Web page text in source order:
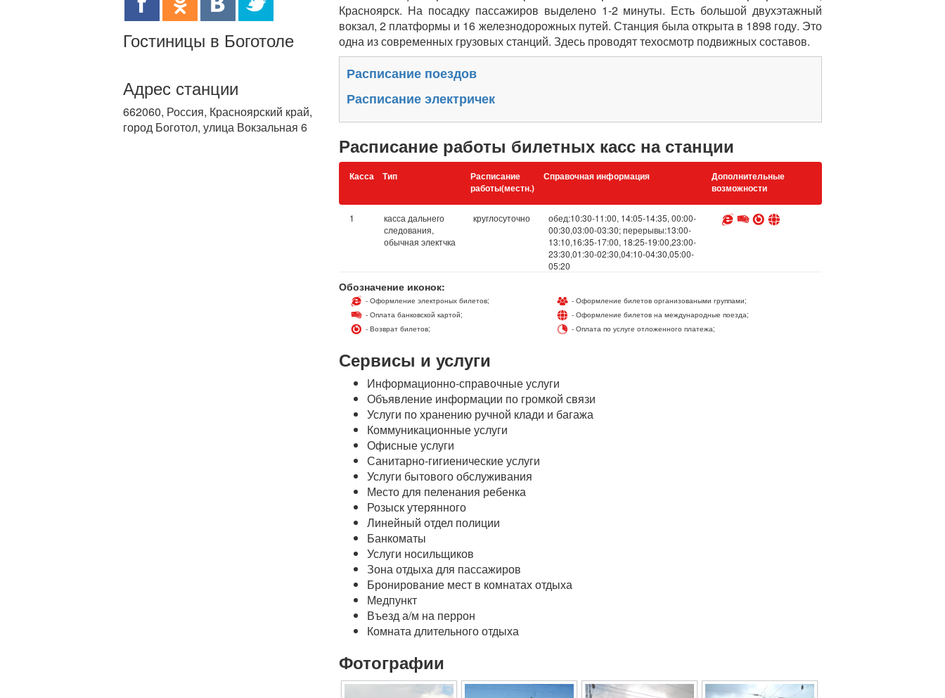
Красноярск. На посадку пассажиров выделено 1-2 минуты. Есть большой двухэтажный
вокзал, 2 платформы и 16 железнодорожных путей. Станция была открыта в 1898 году. Это
одна из современных грузовых станций. Здесь проводят техосмотр подвижных составов.
Расписание поездов
Расписание электричек
Расписание работы билетных касс на станции
Касса Тип
Расписание
работы(местн.)
Справочная информация
Дополнительные
возможности
1
касса дальнего
следования,
обычная электчка
круглосуточно
обед:10:30-11:00, 14:05-14:35, 00:00-
00:30,03:00-03:30; перерывы:13:00-
13:10,16:35-17:00, 18:25-19:00,23:00-
23:30,01:30-02:30,04:10-04:30,05:00-
05:20
Обозначение иконок:
- Оформление электроных билетов;
- Оплата банковской картой;
- Возврат билетов;
- Оформление билетов организоваными группами;
- Оформление билетов на международные поезда;
- Оплата по услуге отложенного платежа;
Сервисы и услуги
Информационно-справочные услуги
Объявление информации по громкой связи
Услуги по хранению ручной клади и багажа
Коммуникационные услуги
Офисные услуги
Санитарно-гигиенические услуги
Услуги бытового обслуживания
Место для пеленания ребенка
Розыск утерянного
Линейный отдел полиции
Банкоматы
Услуги носильщиков
Зона отдыха для пассажиров
Бронирование мест в комнатах отдыха
Медпункт
Въезд а/м на перрон
Комната длительного отдыха
Фотографии
Гостиницы в Боготоле
Адрес станции
662060, Россия, Красноярский край,
город Боготол, улица Вокзальная 6